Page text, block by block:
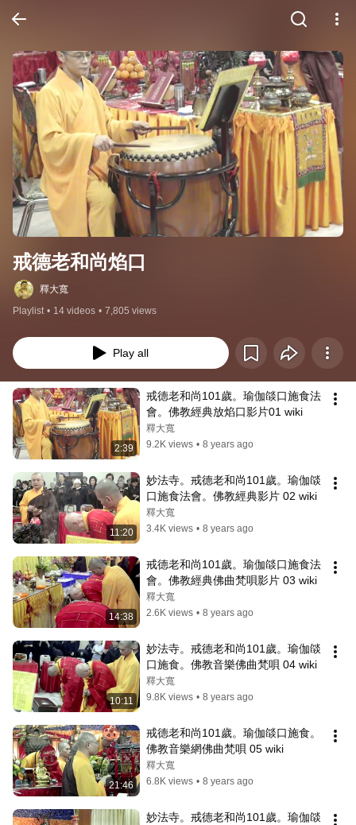
戒德老和尚焰口
釋大寬
Playlist • 14 videos • 7,805 views
Play all
2:39
戒德老和尚101歲。瑜伽燄口施食法
會。佛教經典放焰口影片01 wiki
釋大寬
9.2K views • 8 years ago
11:20
妙法寺。戒德老和尚101歲。瑜伽燄
口施食法會。佛教經典影片 02 wiki
釋大寬
3.4K views • 8 years ago
14:38
戒德老和尚101歲。瑜伽燄口施食法
會。佛教經典佛曲梵唄影片 03 wiki
釋大寬
2.6K views • 8 years ago
10:11
妙法寺。戒德老和尚101歲。瑜伽燄
口施食。佛教音樂佛曲梵唄 04 wiki
釋大寬
9.8K views • 8 years ago
21:46
戒德老和尚101歲。瑜伽燄口施食。
佛教音樂網佛曲梵唄 05 wiki
釋大寬
6.8K views • 8 years ago
妙法寺。戒德老和尚101歲。瑜伽燄